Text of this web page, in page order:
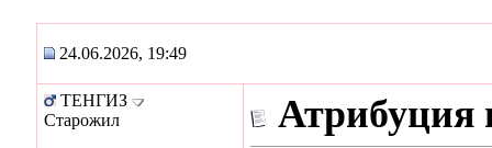
24.06.2026, 19:49
ТЕНГИЗ
Старожил
Атрибуция